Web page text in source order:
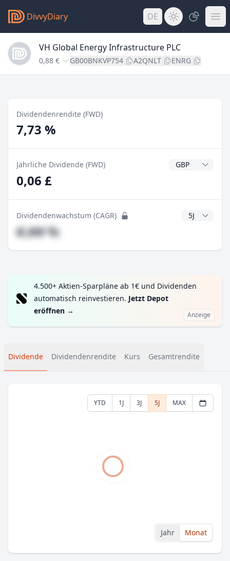
DivvyDiary DE
VH Global Energy Infrastructure PLC
0,88 € GB00BNKVP754 A2QNLT ENRG
Dividendenrendite (FWD)
7,73 %
Jährliche Dividende (FWD)
0,06 £
Dividendenwachstum (CAGR) CAGR Jahre
#,## %
4.500+ Aktien-Sparpläne ab 1€ und Dividenden
automatisch reinvestieren. Jetzt Depot
eröffnen → Anzeige
Dividende Dividendenrendite Kurs Gesamtrendite
YTD 1J 3J 5J MAX
Jahr Monat